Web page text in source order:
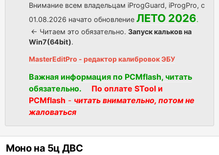
Внимание всем владельцам iProgGuard, iProgPro, с
01.08.2026 начато обновление ЛЕТО 2026.
<- Читаем это обязательно. Запуск кальков на
Win7(64bit).
MasterEditPro - редактор калибровок ЭБУ
Важная информация по PCMflash, читать
обязательно.
По оплате STool и
PCMflash - читать внимательно, потом не
жаловаться
Моно на 5ц ДВС